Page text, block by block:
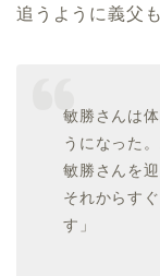
追うように義父
敏勝さんは
うになった
敏勝さんを
それからす
す」